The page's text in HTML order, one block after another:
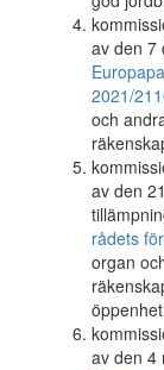
av den 7
2021/
och
av den
rådets
organ
av den 4